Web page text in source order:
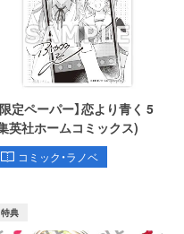
限定ペーパー】恋より青く 5
英社ホームコミックス)
コミック・ラノベ
特典